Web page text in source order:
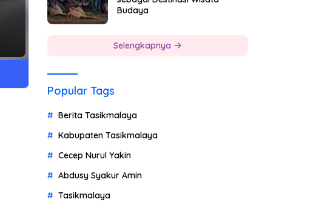
Budaya
Selengkapnya
Popular Tags
Berita Tasikmalaya
Kabupaten Tasikmalaya
Cecep Nurul Yakin
Abdusy Syakur Amin
Tasikmalaya